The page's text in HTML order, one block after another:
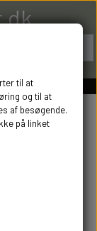
til at
og til at
af besøgende.
på linket